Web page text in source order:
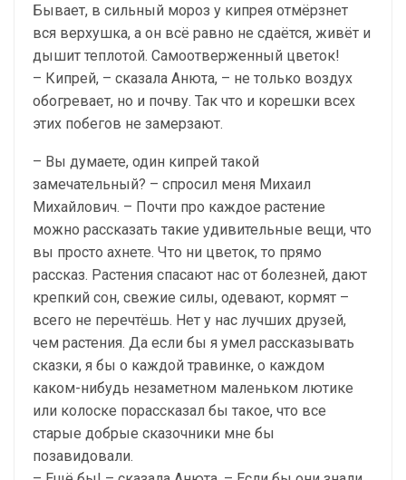
Бывает, в сильный мороз у кипрея отмёрзнет
вся верхушка, а он всё равно не сдаётся, живёт и
дышит теплотой. Самоотверженный цветок!
– Кипрей, – сказала Анюта, – не только воздух
обогревает, но и почву. Так что и корешки всех
этих побегов не замерзают.
– Вы думаете, один кипрей такой
замечательный? – спросил меня Михаил
Михайлович. – Почти про каждое растение
можно рассказать такие удивительные вещи, что
вы просто ахнете. Что ни цветок, то прямо
рассказ. Растения спасают нас от болезней, дают
крепкий сон, свежие силы, одевают, кормят –
всего не перечтёшь. Нет у нас лучших друзей,
чем растения. Да если бы я умел рассказывать
сказки, я бы о каждой травинке, о каждом
каком-нибудь незаметном маленьком лютике
или колоске порассказал бы такое, что все
старые добрые сказочники мне бы
позавидовали.